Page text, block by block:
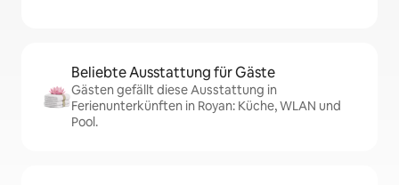
Beliebte Ausstattung für Gäste
Gästen gefällt diese Ausstattung in
Ferienunterkünften in Royan: Küche, WLAN und
Pool.